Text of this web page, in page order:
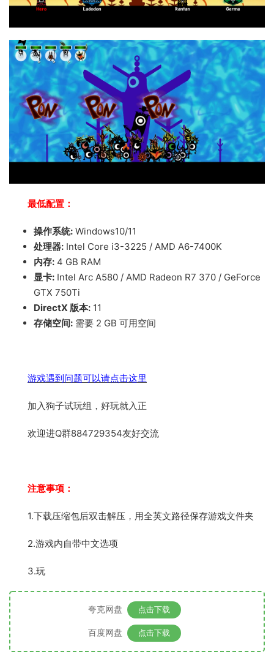
最低配置：
操作系统: Windows10/11
处理器: Intel Core i3-3225 / AMD A6-7400K
内存: 4 GB RAM
显卡: Intel Arc A580 / AMD Radeon R7 370 / GeForce
GTX 750Ti
DirectX 版本: 11
存储空间: 需要 2 GB 可用空间
游戏遇到问题可以请点击这里
加入狗子试玩组，好玩就入正
欢迎进Q群884729354友好交流
注意事项：
1.下载压缩包后双击解压，用全英文路径保存游戏文件夹
2.游戏内自带中文选项
3.玩
夸克网盘 点击下载
百度网盘 点击下载